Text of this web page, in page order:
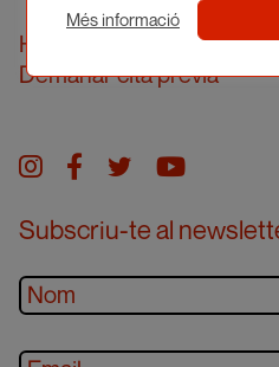
Horari d’atenció
Demanar cita prèvia
Instagram
facebook
twitteryoutube
Subscriu-te al
Més informació